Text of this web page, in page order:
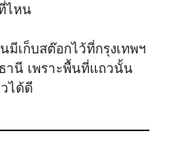
ไหน
เก็บสต๊อกไว้ที่กรุงเทพฯ
านี เพราะพื้นที่แถวนั้น
ได้ดี